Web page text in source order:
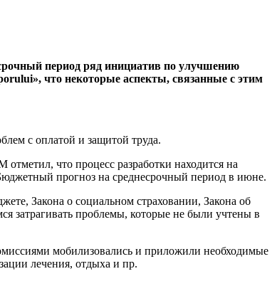
период ряд ини­циатив по улучшению
что некоторые аспек­ты, связанные с этим
с оплатой и защитой труда.
что процесс разработки на­ходится на
прогноз на среднесрочный период в июне.
За­кона о социальном страховании, Закона об
затрагивать проблемы, которые не были учтены в
мо­билизовались и приложили не­обходимые
ле­чения, отдыха и пр.